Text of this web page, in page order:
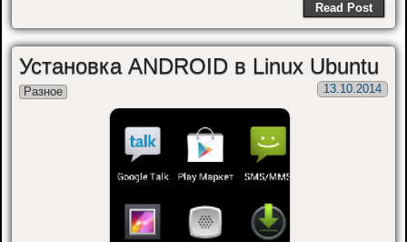
Read Post
Установка ANDROID в Linux Ubuntu
13.10.2014
Разное